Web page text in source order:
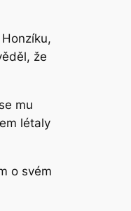
že
mu
létaly
o svém